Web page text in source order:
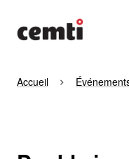
Accueil